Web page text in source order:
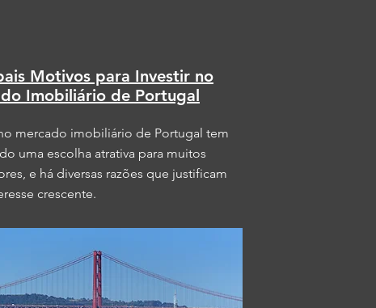
Motivos para Investir no
Imobiliário de Portugal
mercado imobiliário de Portugal tem
uma escolha atrativa para muitos
e há diversas razões que justificam
crescente.